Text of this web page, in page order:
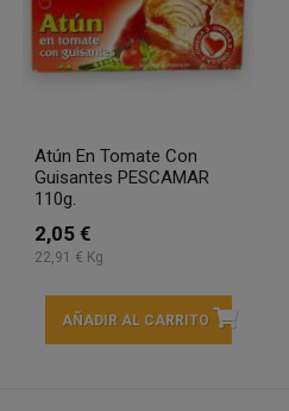
Atún En Tomate Con
Guisantes PESCAMAR
110g.
2,05 €
22,91 € Kg
AÑADIR AL CARRITO